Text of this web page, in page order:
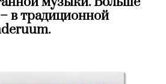
в традиционной